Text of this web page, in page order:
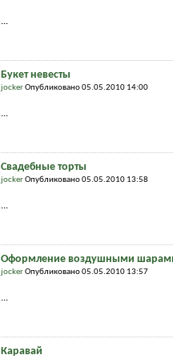
...
Букет невесты
jockerОпубликовано 05.05.2010 14:00
...
Свадебные торты
jockerОпубликовано 05.05.2010 13:58
...
Оформление воздушными
jockerОпубликовано 05.05.2010 13:57
...
Каравай